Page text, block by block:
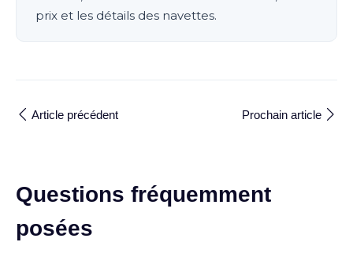
prix et les détails des navettes.
Article précédent Prochain article
Questions fréquemment
posées